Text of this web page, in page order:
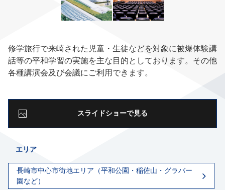
修学旅行で来崎された児童・生徒などを対象に被爆体験講
話等の平和学習の実施を主な目的としております。その他
各種講演会及び会議にご利用できます。
スライドショーで見る
エリア
長崎市中心市街地エリア（平和公園・稲佐山・グラバー
園など）